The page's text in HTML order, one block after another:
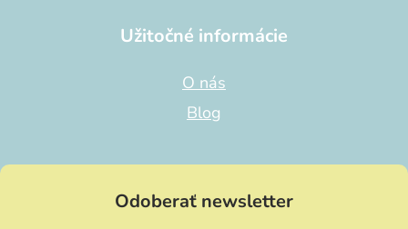
Užitočné informácie
O nás
Blog
Odoberať newsletter